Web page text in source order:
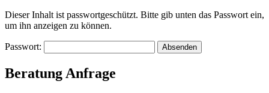
Dieser Inhalt ist passwortgeschützt. Bitte gib unten das Passwort ein,
um ihn anzeigen zu können.
Passwort:
Beratung Anfrage